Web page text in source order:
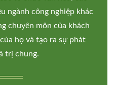
ngành công nghiệp khác
chuyên môn của khách
họ và tạo ra sự phát
trị chung.